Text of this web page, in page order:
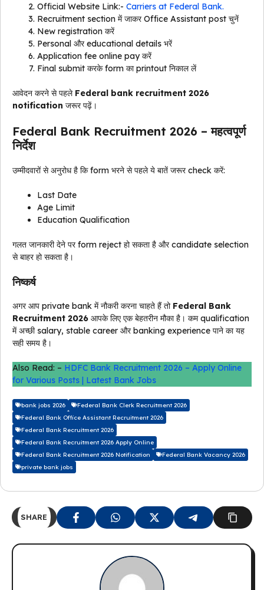
Official Website Link:- Carriers at Federal Bank.
Recruitment section में जाकर Office Assistant post चुनें
New registration करें
Personal और educational details भरें
Application fee online pay करें
Final submit करके form का printout निकाल लें
आवेदन करने से पहले Federal bank recruitment 2026
notification जरूर पढ़ें।
Federal Bank Recruitment 2026 – महत्वपूर्ण
निर्देश
उम्मीदवारों से अनुरोध है कि form भरने से पहले ये बातें जरूर check करें:
Last Date
Age Limit
Education Qualification
गलत जानकारी देने पर form reject हो सकता है और candidate selection
से बाहर हो सकता है।
निष्कर्ष
अगर आप private bank में नौकरी करना चाहते हैं तो Federal Bank
Recruitment 2026 आपके लिए एक बेहतरीन मौका है। कम qualification
में अच्छी salary, stable career और banking experience पाने का यह
सही समय है।
Also Read: – HDFC Bank Recruitment 2026 – Apply Online
for Various Posts | Latest Bank Jobs
bank jobs 2026
Federal Bank Clerk Recruitment 2026
Federal Bank Office Assistant Recruitment 2026
Federal Bank Recruitment 2026
Federal Bank Recruitment 2026 Apply Online
Federal Bank Recruitment 2026 Notification
Federal Bank Vacancy 2026
private bank jobs
SHARE